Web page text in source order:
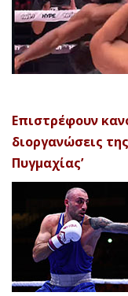
Επιστρέφουν
διοργανώσεις
Πυγμαχίας’